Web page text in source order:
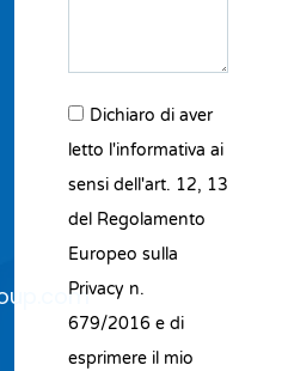
Dichiaro di aver
letto l'informativa ai
sensi dell'art. 12, 13
del Regolamento
Europeo sulla
Privacy n.
679/2016 e di
esprimere il mio